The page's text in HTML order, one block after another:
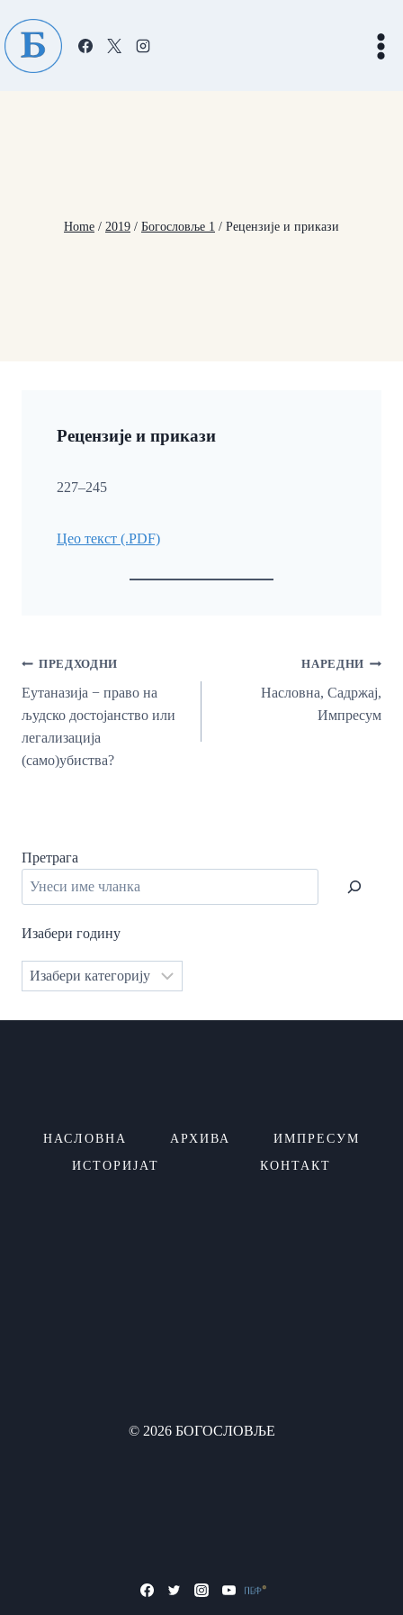
to
content
Home / 2019 / Богословље 1 / Рецензије и прикази
Рецензије и прикази
227–245
Цео текст (.PDF)
Кретање
ПРЕДХОДНИ
Еутаназија − право на
људско достојанство или
легализација
(само)убиства?
НАРЕДНИ
Насловна, Садржај,
Импресум
Претрага
Изабери годину
Категорије
НАСЛОВНА АРХИВА ИМПРЕСУМ
ИСТОРИЈАТ КОНТАКТ
© 2026 БОГОСЛОВЉЕ